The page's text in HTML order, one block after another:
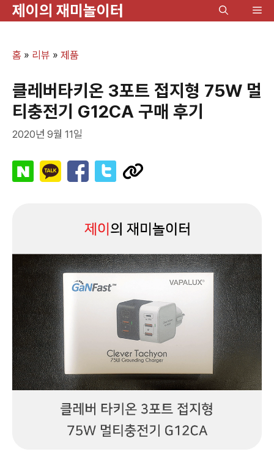
제이의 재미놀이터
메
홈 » 리뷰 » 제품
클레버타키온 3포트 접지형 75W 멀
티충전기 G12CA 구매 후기
2020년 9월 11일